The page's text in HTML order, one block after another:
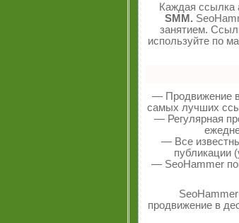
Каждая ссылка
SMM.
занятием.
используйте по
— Продвижение в
самых лучших
— Регулярная
— Все
публикации
— SeoHammer
продвижение в